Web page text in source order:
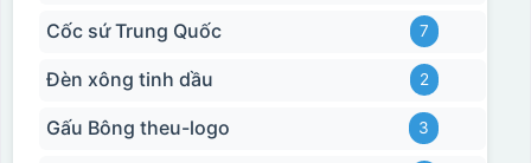
Cốc sứ Trung Quốc 7
Đèn xông tinh dầu 2
Gấu Bông theu-logo 3